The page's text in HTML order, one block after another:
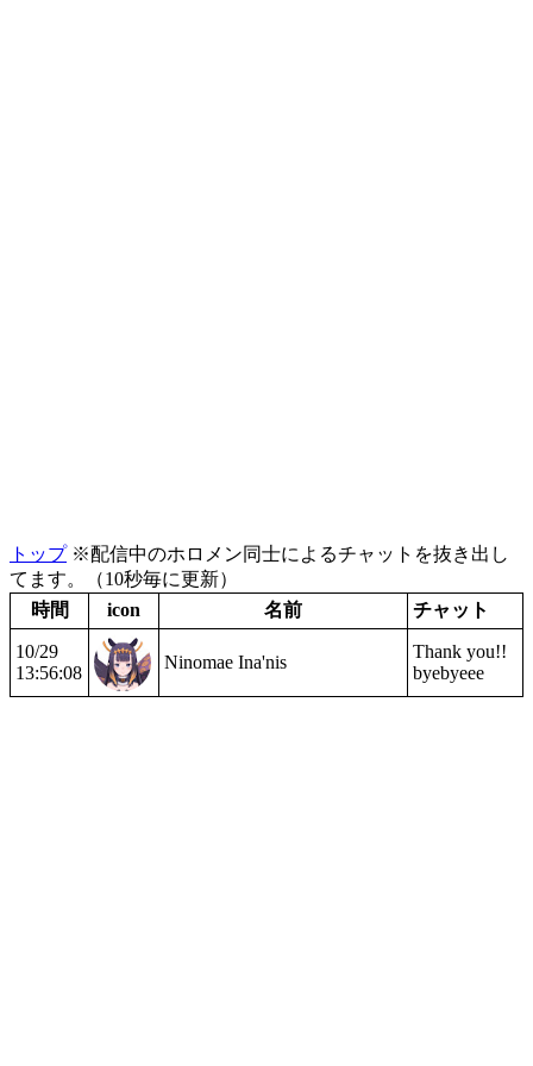
トップ※配信中のホロメン同士によるチャットを抜き出し
てます。（10秒毎に更新）
時間
icon 名前 チャット
10/29
13:56:08
Ninomae Ina'nis
Thank you!!
byebyeee